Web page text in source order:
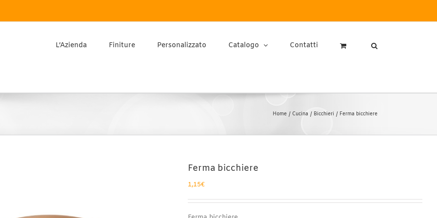
L’Azienda Finiture Personalizzato Catalogo Contatti
Home Cucina Bicchieri Ferma bicchiere
Ferma bicchiere
1,15€